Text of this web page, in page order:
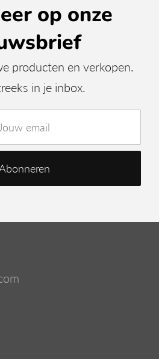
op onze
producten en verkopen.
in je inbox.